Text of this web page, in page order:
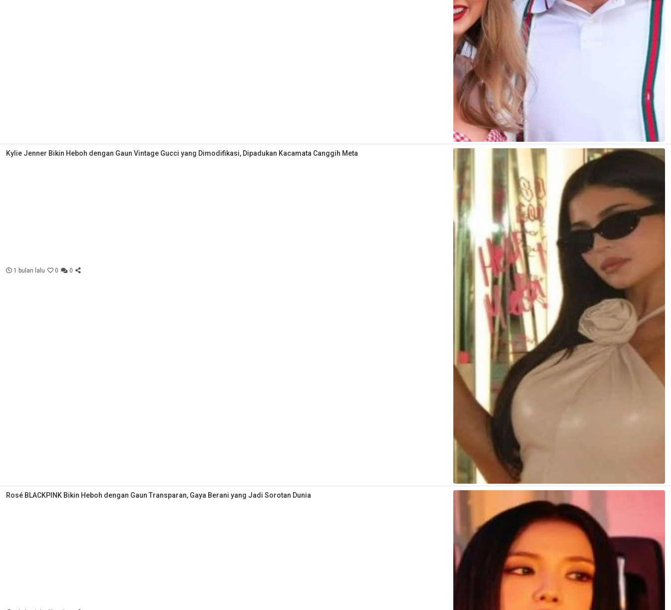
Kylie Jenner Bikin Heboh dengan Gaun Vintage Gucci yang Dimodifikasi, Dipadukan Kacamata Canggih Meta
1 bulan lalu 0 0
Rosé BLACKPINK Bikin Heboh dengan Gaun Transparan, Gaya Berani yang Jadi Sorotan Dunia